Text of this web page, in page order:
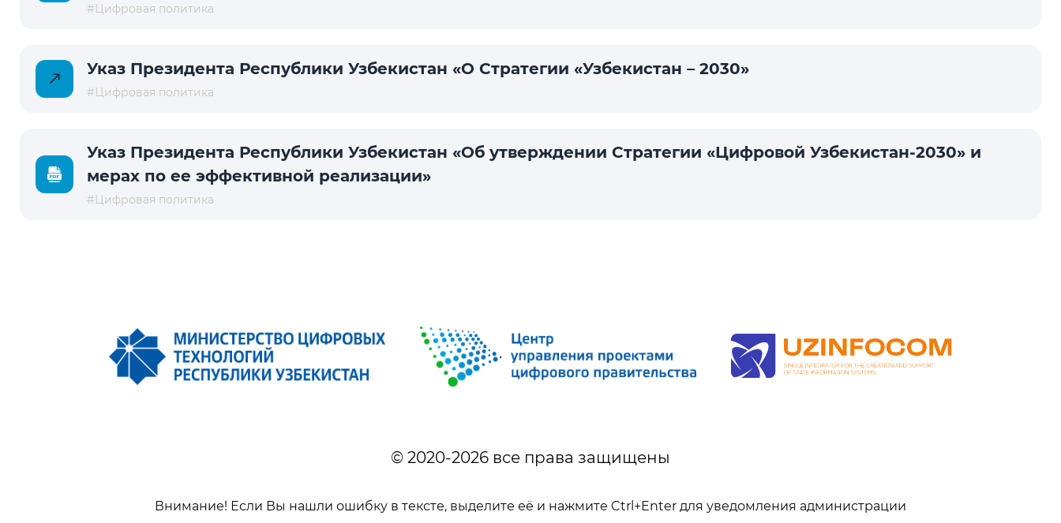
#Цифровая политика
Указ Президента Республики Узбекистан «О Стратегии «Узбекистан – 2030»
#Цифровая политика
Указ Президента Республики Узбекистан «Об утверждении Стратегии «Цифровой Узбекистан-2030» и
мерах по ее эффективной реализации»
#Цифровая политика
© 2020-2026 все права защищены
Внимание! Если Вы нашли ошибку в тексте, выделите её и нажмите Ctrl+Enter для уведомления администрации